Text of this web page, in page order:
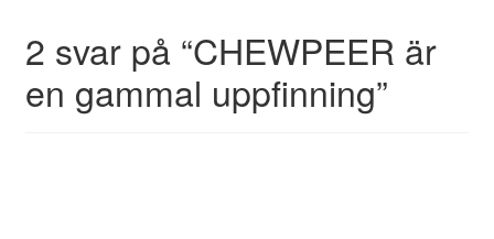
2 svar på “CHEWPEER är
en gammal uppfinning”